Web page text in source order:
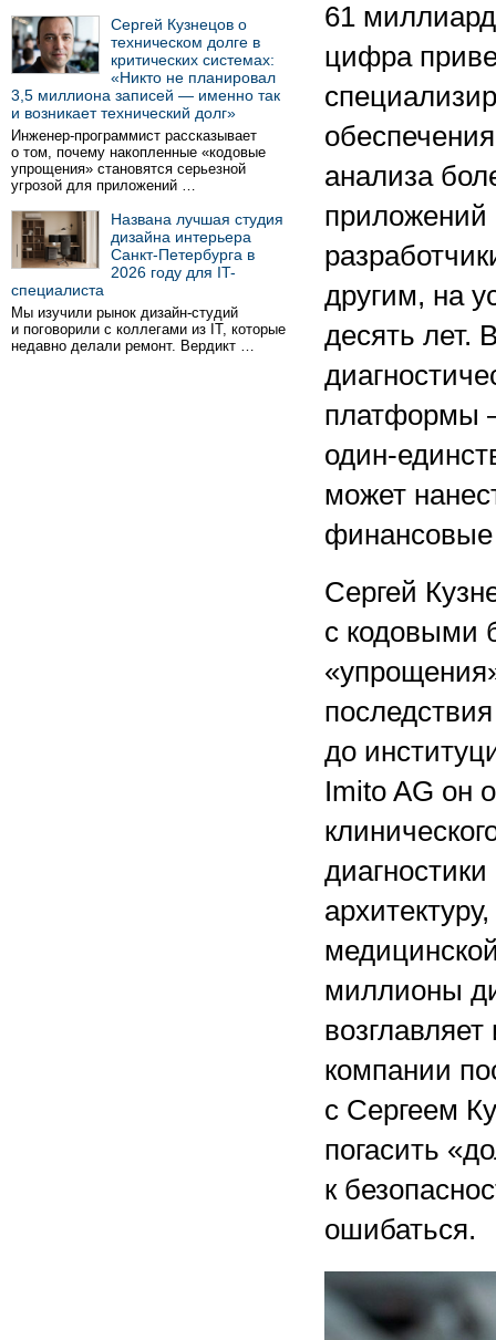
Сергей Кузнецов о
техническом долге в
критических системах:
«Никто не планировал
3,5 миллиона записей — именно так
и возникает технический долг»
Инженер-программист рассказывает
о том, почему накопленные «кодовые
упрощения» становятся серьезной
угрозой для приложений …
Названа лучшая студия
дизайна интерьера
Санкт-Петербурга в
2026 году для IT-
специалиста
Мы изучили рынок дизайн-студий
и поговорили с коллегами из IT, которые
недавно делали ремонт. Вердикт …
61
цифра
анализа
приложений
другим, на
десять лет.
платформы
один-
может
финансовые
Сергей
с кодовыми
до
Imito AG он
миллионы
компании
с Сергеем
погасить
к
ошибаться.